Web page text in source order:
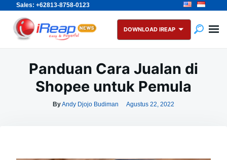
Sales: +62813-8758-0123
Skip
content
Search
for:
DOWNLOAD IREAP
Panduan Cara Jualan di
Shopee untuk Pemula
ByAndy Djojo Budiman Agustus 22, 2022